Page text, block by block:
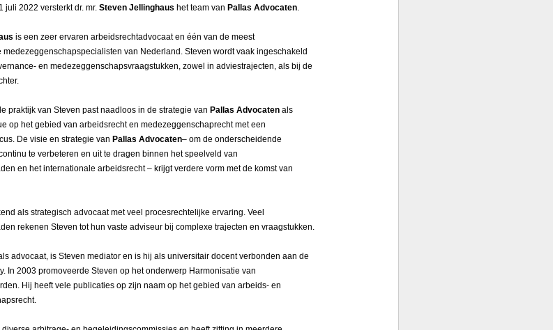
juli 2022 versterkt dr. mr. Steven Jellinghaus het team van Pallas Advocaten.
is een zeer ervaren arbeidsrechtadvocaat en één van de meest
medezeggenschapspecialisten van Nederland. Steven wordt vaak ingeschakeld
en medezeggenschapsvraagstukken, zowel in adviestrajecten, als bij de
praktijk van Steven past naadloos in de strategie van Pallas Advocaten als
op het gebied van arbeidsrecht en medezeggenschaprecht met een
De visie en strategie van Pallas Advocaten– om de onderscheidende
te verbeteren en uit te dragen binnen het speelveld van
en het internationale arbeidsrecht – krijgt verdere vorm met de komst van
als strategisch advocaat met veel procesrechtelijke ervaring. Veel
rekenen Steven tot hun vaste adviseur bij complexe trajecten en vraagstukken.
advocaat, is Steven mediator en is hij als universitair docent verbonden aan de
In 2003 promoveerde Steven op het onderwerp Harmonisatie van
Hij heeft vele publicaties op zijn naam op het gebied van arbeids- en